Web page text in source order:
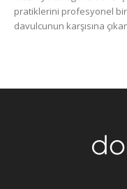
pratiklerini profesyonel
davulcunun karşısına